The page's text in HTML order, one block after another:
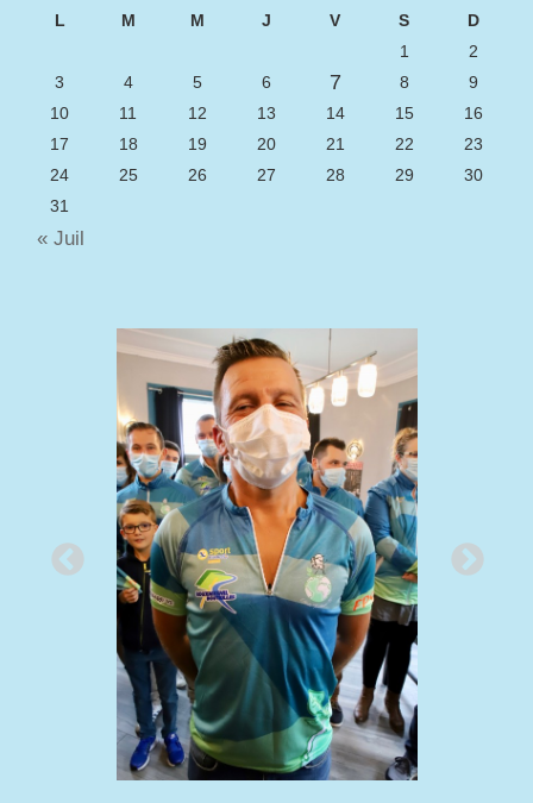
L M M J V S
D
1
2
3
4 5 6 7 8
9
10
11 12 13 14 15
16
17
18 19 20 21 22
23
24
25 26 27 28 29
30
31
« Juil